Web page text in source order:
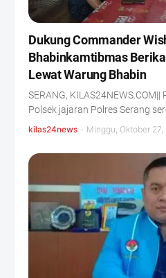
Dukung Commander
Bhabinkamtibmas
Lewat Warung Bhabin
SERANG,
Polsek jajaran Polres Serang
kilas24news - Minggu, Oktober 27,